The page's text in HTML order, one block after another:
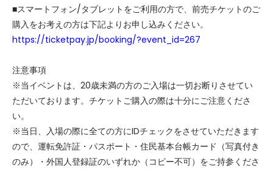
■スマートフォン/タブレットをご利用の方で、前売チケットのご
購入をお考えの方は下記よりお申し込みください。
https://ticketpay.jp/booking/?event_id=267
注意事項
※当イベントは、20歳未満の方のご入場は一切お断りさせてい
ただいております。チケットご購入の際は十分にご注意くださ
い。
※当日、入場の際に全ての方にIDチェックをさせていただきます
ので、運転免許証・パスポート・住民基本台帳カード（写真付き
のみ）・外国人登録証のいずれか（コピー不可）をご持参くださ